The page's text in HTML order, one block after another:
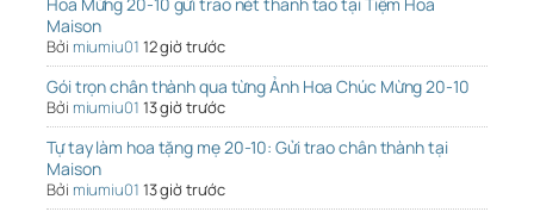
Maison
Bởi miumiu01 12 giờ trước
Gói trọn chân thành qua từng Ảnh Hoa Chúc Mừng 20-10
Bởi miumiu01 13 giờ trước
Tự tay làm hoa tặng mẹ 20-10: Gửi trao chân thành tại
Maison
Bởi miumiu01 13 giờ trước